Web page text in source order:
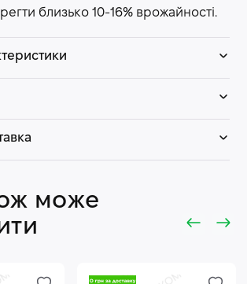
близько 10-16% врожайності.
може